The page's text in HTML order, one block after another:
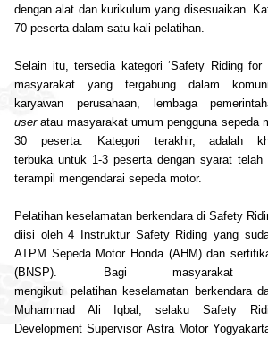
dengan alat dan kurikulum yang disesuaikan.
70 peserta dalam satu kali pelatihan.
Selain itu, tersedia kategori ‘Safety Ridingfor
masyarakat yang tergabung dalam
karyawan perusahaan, lembaga
useratau masyarakat umum pengguna sepeda
30 peserta. Kategori terakhir, adalah
terbuka untuk 1-3 peserta dengan syarat
terampil mengendarai sepeda motor.
Pelatihan keselamatan berkendaradi Safety
diisi oleh 4 Instruktur Safety Riding yang
ATPM Sepeda MotorHonda (AHM) dan
(BNSP). Bagi masyarakat
mengikuti pelatihan keselamatan berkendara
Muhammad Ali Iqbal, selaku Safety
Development Supervisor Astra Motor